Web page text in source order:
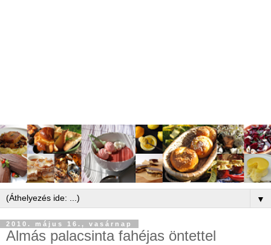
▼
2010. május 16., vasárnap
Almás palacsinta fahéjas öntettel